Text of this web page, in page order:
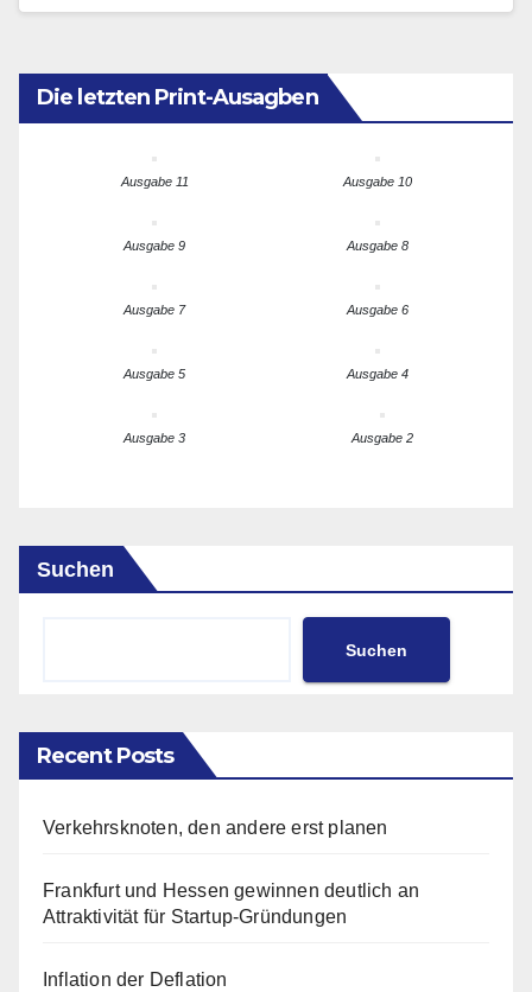
Die letzten Print-Ausagben
Ausgabe 11 Ausgabe 10
Ausgabe 9 Ausgabe 8
Ausgabe 7 Ausgabe 6
Ausgabe 5 Ausgabe 4
Ausgabe 3 Ausgabe 2
Suchen
Suchen
Recent Posts
Verkehrsknoten, den andere erst planen
Frankfurt und Hessen gewinnen deutlich an
Attraktivität für Startup-Gründungen
Inflation der Deflation